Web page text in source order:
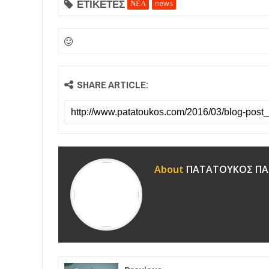
ΕΤΙΚΕΤΕΣ ΝΕΑ news
SHARE ARTICLE:
About ΠΑΤΑΤΟΥΚΟΣ